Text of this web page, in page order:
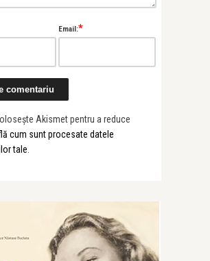
Email:*
Akismet pentru a reduce
cum sunt procesate datele
tale.